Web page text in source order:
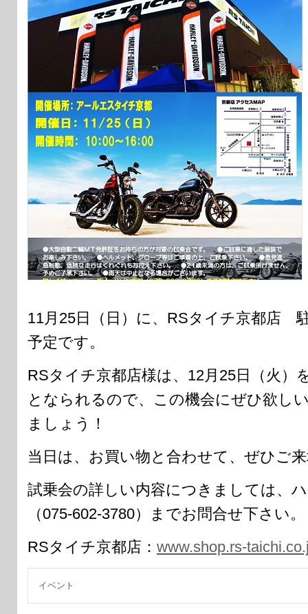
11月25日（日）に、RSタイチ京都店
予定です。
RSタイチ京都店様は、12月25日（火）
となられるので、この機会にぜひ欲し
ましょう！
当日は、お買い物と合わせて、ぜひご
試乗会の詳しい内容につきましては、
（075-602-3780）までお問合せ下さい。
RSタイチ京都店： www.shop.rs-
イベント